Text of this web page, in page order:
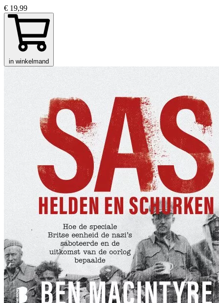
€ 19,99
in winkelmand